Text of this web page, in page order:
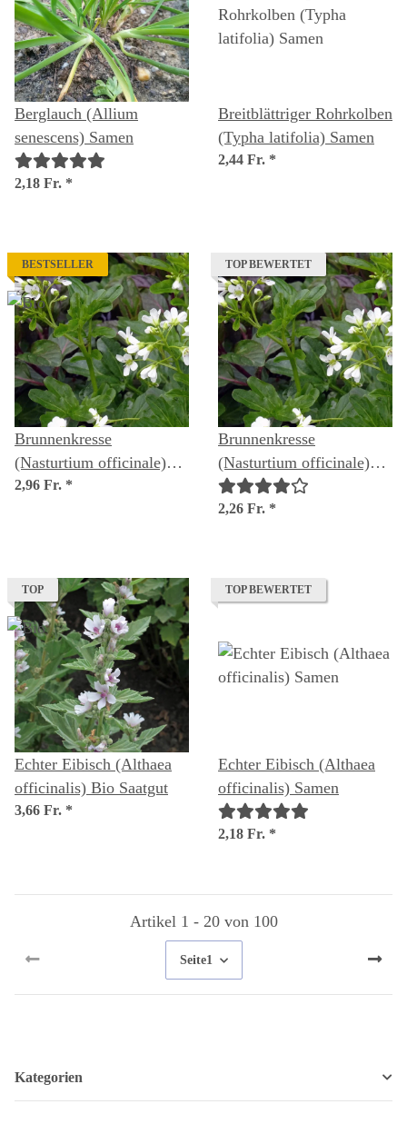
Berglauch (Allium
senescens) Samen
2,18 Fr. *
Breitblättriger Rohrkolben
(Typha latifolia) Samen
2,44 Fr. *
BESTSELLER
Brunnenkresse
(Nasturtium officinale)
Bio Saatgut
2,96 Fr. *
TOP BEWERTET
Brunnenkresse
(Nasturtium officinale)
Samen
2,26 Fr. *
TOP
Echter Eibisch (Althaea
officinalis) Bio Saatgut
3,66 Fr. *
TOP BEWERTET
Echter Eibisch (Althaea
officinalis) Samen
2,18 Fr. *
Artikel 1 - 20 von 100
Seite1
Kategorien